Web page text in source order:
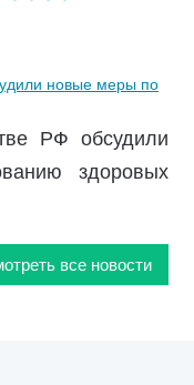
РФ обсудили
здоровых
все новости